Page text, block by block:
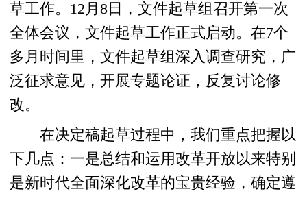
草工作。12月8日，文件起草组召开第一次
全体会议，文件起草工作正式启动。在7个
多月时间里，文件起草组深入调查研究，广
泛征求意见，开展专题论证，反复讨论修
改。
在决定稿起草过程中，我们重点把握以
下几点：一是总结和运用改革开放以来特别
是新时代全面深化改革的宝贵经验，确定遵